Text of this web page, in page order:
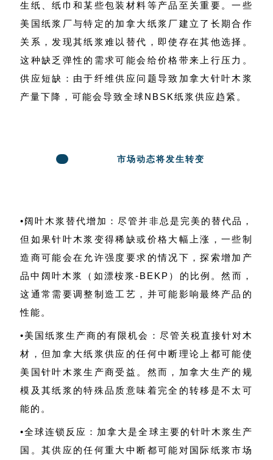
生纸、纸巾和某些包装材料等产品至关重要。一些
美国纸浆厂与特定的加拿大纸浆厂建立了长期合作
关系，发现其纸浆难以替代，即使存在其他选择。
这种缺乏弹性的需求可能会给价格带来上行压力。
供应短缺：由于纤维供应问题导致加拿大针叶木浆
产量下降，可能会导致全球NBSK纸浆供应趋紧。
市场动态将发生转变
•阔叶木浆替代增加：尽管并非总是完美的替代品，
但如果针叶木浆变得稀缺或价格大幅上涨，一些制
造商可能会在允许强度要求的情况下，探索增加产
品中阔叶木浆（如漂桉浆-BEKP）的比例。然而，
这通常需要调整制造工艺，并可能影响最终产品的
性能。
•美国纸浆生产商的有限机会：尽管关税直接针对木
材，但加拿大纸浆供应的任何中断理论上都可能使
美国针叶木浆生产商受益。然而，加拿大生产的规
模及其纸浆的特殊品质意味着完全的转移是不太可
能的。
•全球连锁反应：加拿大是全球主要的针叶木浆生产
国。其供应的任何重大中断都可能对国际纸浆市场